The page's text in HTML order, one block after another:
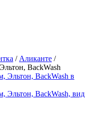
/ Аликанте /
BackWash